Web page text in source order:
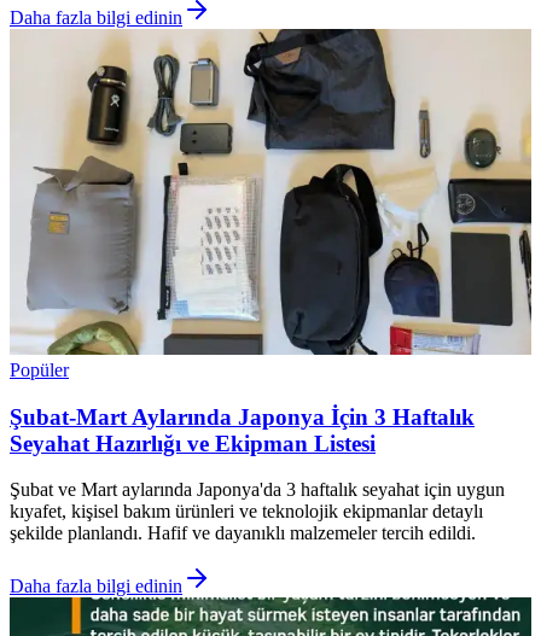
Daha fazla bilgi edinin
Popüler
Şubat-Mart Aylarında Japonya İçin 3 Haftalık
Seyahat Hazırlığı ve Ekipman Listesi
Şubat ve Mart aylarında Japonya'da 3 haftalık seyahat için uygun
kıyafet, kişisel bakım ürünleri ve teknolojik ekipmanlar detaylı
şekilde planlandı. Hafif ve dayanıklı malzemeler tercih edildi.
Daha fazla bilgi edinin